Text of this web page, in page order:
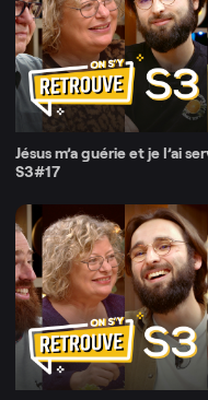
Jésus m’a guérie et je l’ai
S3#17